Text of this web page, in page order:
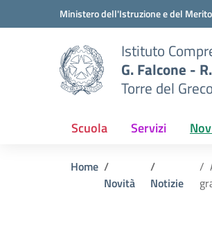
Vai ai contenuti
Vai al menu di navigazioneMinistero dell'Istruzione e del Merito
Istituto
G. Falcone -
Torre del Greco
Scuola Servizi
Home
Novità
Notizie